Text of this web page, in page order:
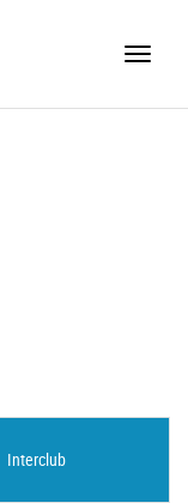
Toggle
Interclub